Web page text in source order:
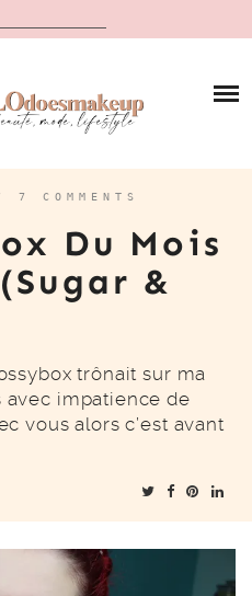
7 COMMENTS
Du Mois
&
trônait sur ma
avec impatience de
vous alors c’est avant